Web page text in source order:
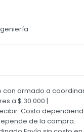
con armado a
a $ 30.000 |
Costo
de la compra.